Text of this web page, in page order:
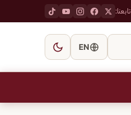
تابعنا:
EN